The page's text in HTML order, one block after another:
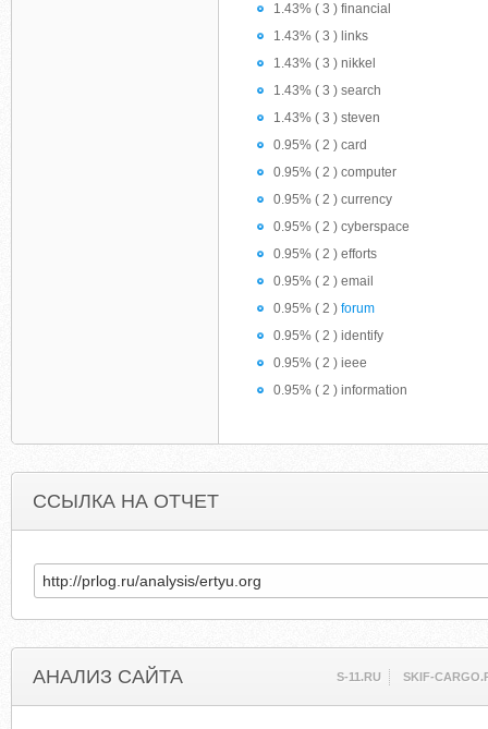
1.43% ( 3 ) financial
1.43% ( 3 ) links
1.43% ( 3 ) nikkel
1.43% ( 3 ) search
1.43% ( 3 ) steven
0.95% ( 2 ) card
0.95% ( 2 ) computer
0.95% ( 2 ) currency
0.95% ( 2 ) cyberspace
0.95% ( 2 ) efforts
0.95% ( 2 ) email
0.95% ( 2 ) forum
0.95% ( 2 ) identify
0.95% ( 2 ) ieee
0.95% ( 2 ) information
ССЫЛКА НА ОТЧЕТ
АНАЛИЗ САЙТА S-11.RU SKIF-